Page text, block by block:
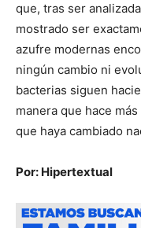
que, tras ser
mostrado ser
azufre modernas
ningún cambio ni
bacterias siguen
manera que hace
que haya cambiado
Por: Hipertextual